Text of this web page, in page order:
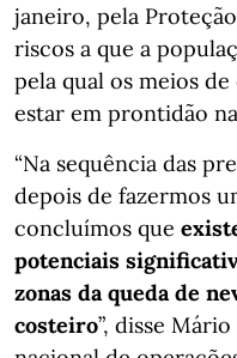
janeiro, pela
riscos a que a
pela qual os meios
estar em prontidão
“Na sequência das
depois de fazermos
concluímos que
potenciais
zonas da queda de
costeiro”, disse